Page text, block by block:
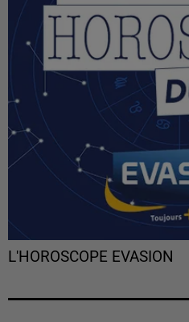
L'HOROSCOPE EVASION